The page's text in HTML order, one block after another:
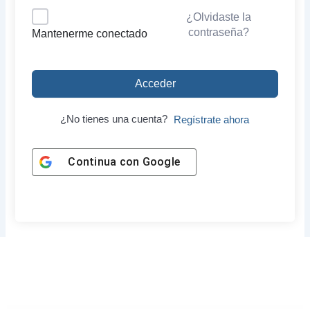
Mantenerme conectado
¿Olvidaste la
contraseña?
Acceder
¿No tienes una cuenta? Regístrate ahora
Continua con Google